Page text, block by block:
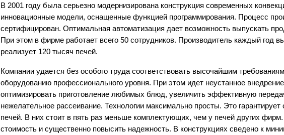
В 2001 году была серьезно модернизирована конструкция современных
инновационные модели, оснащенные функцией программирования. Процесс
сертифицирован. Оптимальная автоматизация дает возможность выпускать
При этом в фирме работает всего 50 сотрудников. Производитель каждый год
реализует 120 тысяч печей.
Компании удается без особого труда соответствовать высочайшим
оборудованию профессионального уровня. При этом идет неустанное
оптимизировать приготовление любимых блюд, увеличить эффективную
нежелательное рассеивание. Технологии максимально просты. Это
печей. В них стоит в пять раз меньше комплектующих, чем у печей других фирм.
стоимость и существенно повысить надежность. В конструкциях сведено к
Оформляя заказ, я выражаю